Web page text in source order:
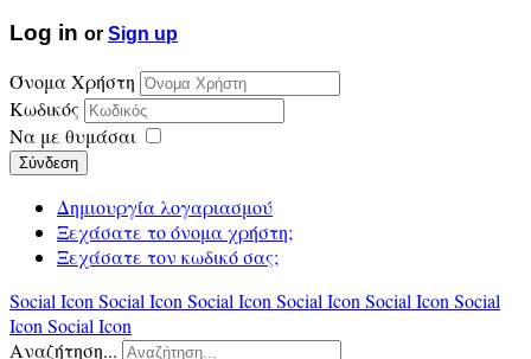
Log in or Sign up
Όνομα Χρήστη
Κωδικός
Να με θυμάσαι
Σύνδεση
Δημιουργία λογαριασμού
Ξεχάσατε το όνομα χρήστη;
Ξεχάσατε τον κωδικό σας;
Social Icon Social Icon Social Icon Social Icon Social Icon Social
Icon Social Icon
Αναζήτηση...